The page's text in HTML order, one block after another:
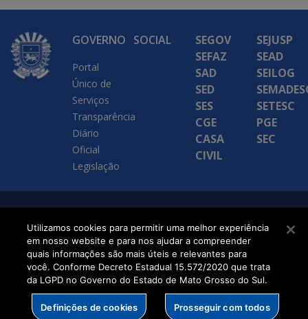
GOVERNO
Portal
Único de
Serviços
Transparência
Diário
Oficial
Legislação
SOCIAL
SEGOV
SEFAZ
SAD
SED
SES
CGE
CASA
CIVIL
SEJUSP
SEAD
SEILOG
SETESC
PGE
SEC
Executiva de
Transformação Digital
Utilizamos cookies para permitir uma melhor experiência
em nosso website e para nos ajudar a compreender
quais informações são mais úteis e relevantes para
você. Conforme Decreto Estadual 15.572/2020 que trata
da LGPD no Governo do Estado de Mato Grosso do Sul.
Definições de cookies Prosseguir com todos